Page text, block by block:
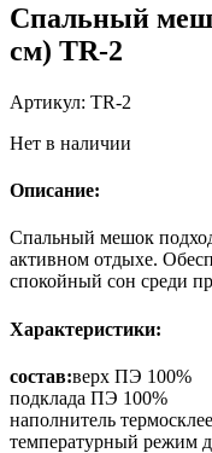
Спальный
см) TR-2
Артикул: TR-2
Нет в наличии
Описание:
Спальный мешок
активном отдыхе.
спокойный сон среди
Характеристики:
состав:верх ПЭ 100%
подклада ПЭ 100%
наполнитель
температурный режим